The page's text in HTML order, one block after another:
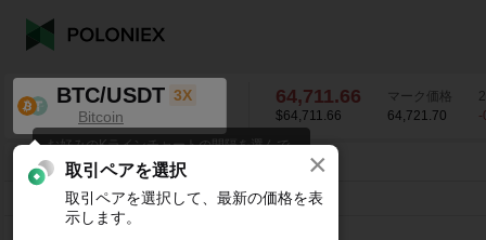
BTC/USDT 3X
Bitcoin
64,711.66
$64,711.66
マーク価格
64,721.70
-
BTC/USDT -0.12% 64,711.66
15分 1時4時1日1週
お好みのKラインチャートの間隔を選んで
ください。
×
取引ペアを選択
取引ペアを選択して、最新の価格を表
示します。